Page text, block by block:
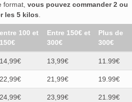
format, vous pouvez commander 2 ou
les 5 kilos
entre 100 et
150€
Entre 150€ et
300€
Plus de
300€
14,99€ 13,99€ 11.99€
22,99€ 21,99€ 19.99€
24,99€ 23,99€ 21.99€